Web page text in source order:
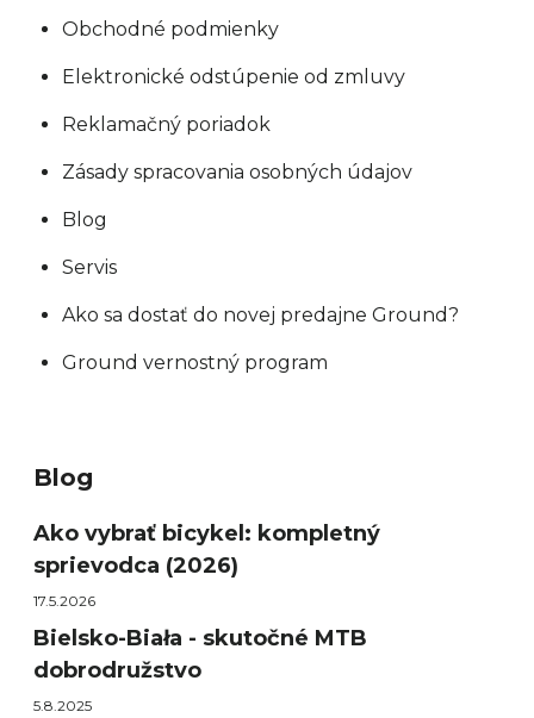
Obchodné podmienky
Elektronické odstúpenie od zmluvy
Reklamačný poriadok
Zásady spracovania osobných údajov
Blog
Servis
Ako sa dostať do novej predajne Ground?
Ground vernostný program
Blog
Ako vybrať bicykel: kompletný
sprievodca (2026)
17.5.2026
Bielsko-Biała - skutočné MTB
dobrodružstvo
5.8.2025